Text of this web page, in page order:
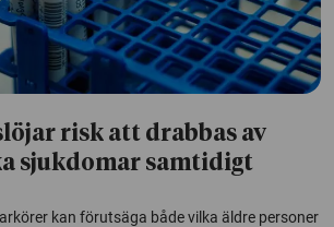
risk att drabbas av
sjukdomar samtidigt
kan förutsäga både vilka äldre personer